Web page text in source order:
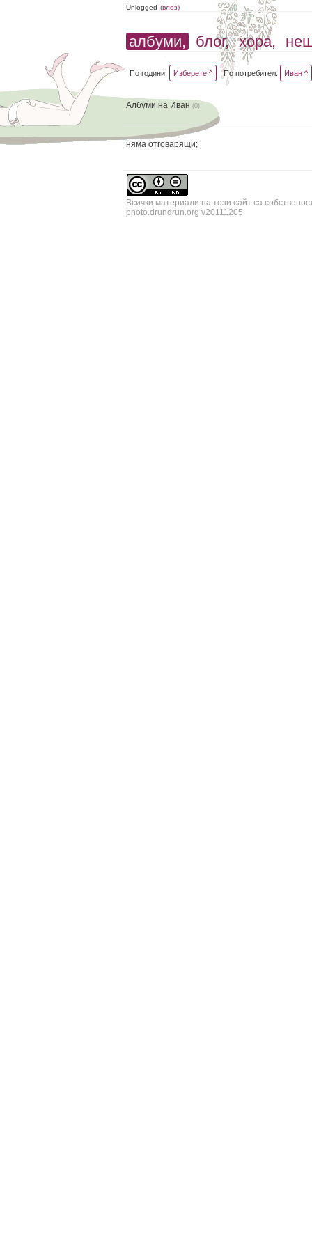
Unlogged (влез)
албуми, блог, хора,
По години: Изберете ^ По потребител: Иван ^
Албуми на Иван(0)
няма отговарящи;
Всички материали на този сайт са
photo.drundrun.org v20111205